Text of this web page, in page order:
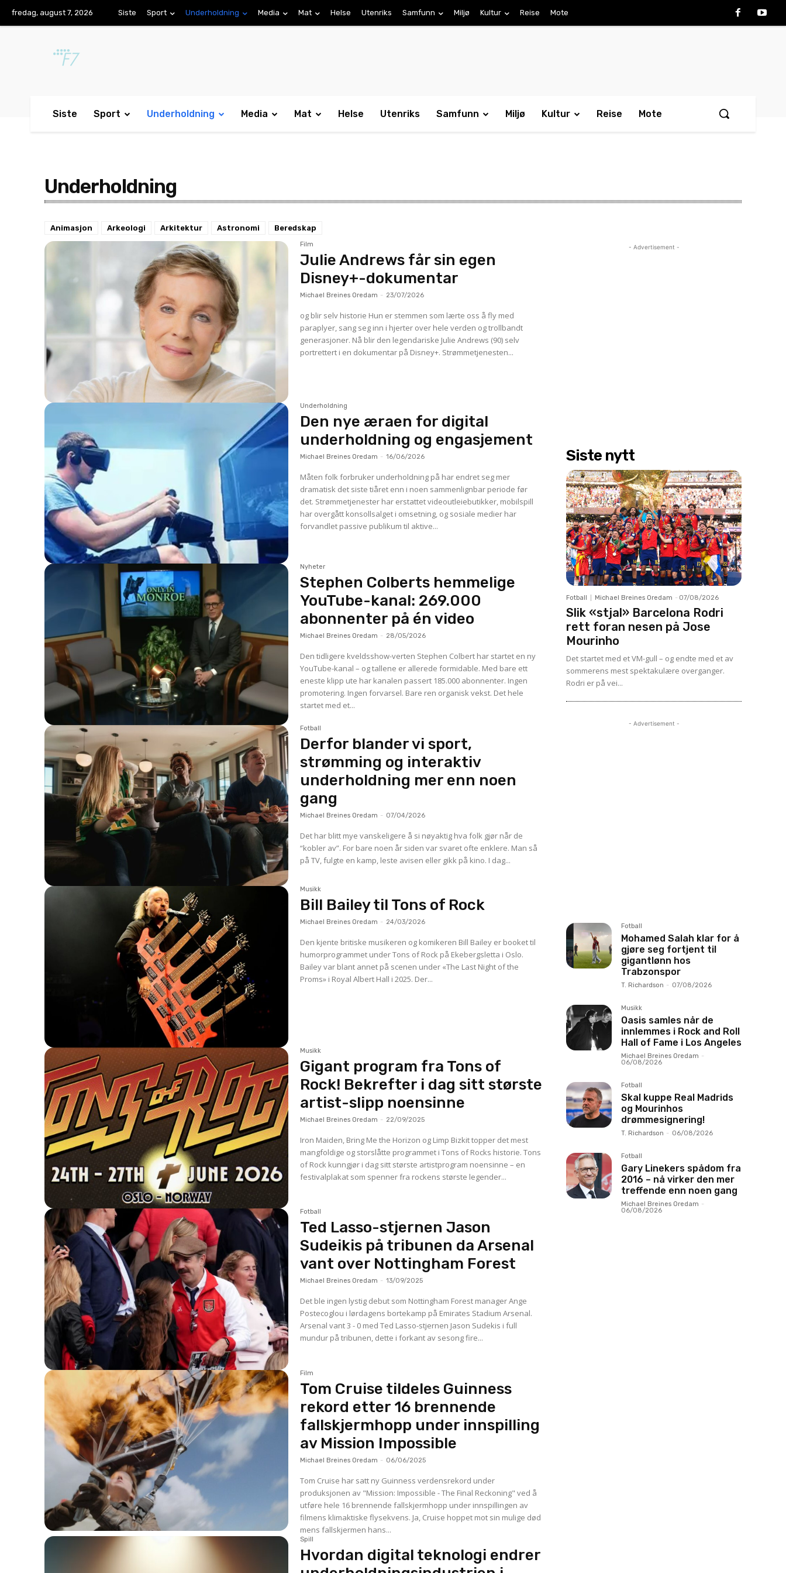
fredag, august 7, 2026 Siste Sport Underholdning Media Mat Helse Utenriks Samfunn Miljø Kultur Reise Mote
Siste Sport Underholdning Media Mat Helse Utenriks Samfunn Miljø Kultur Reise Mote
Underholdning
Animasjon Arkeologi Arkitektur Astronomi Beredskap
Film
Julie Andrews får sin egen
Disney+-dokumentar
Michael Breines Oredam - 23/07/2026
og blir selv historie Hun er stemmen som lærte oss å fly med
paraplyer, sang seg inn i hjerter over hele verden og trollbandt
generasjoner. Nå blir den legendariske Julie Andrews (90) selv
portrettert i en dokumentar på Disney+. Strømmetjenesten...
Underholdning
Den nye æraen for digital
underholdning og engasjement
Michael Breines Oredam - 16/06/2026
Måten folk forbruker underholdning på har endret seg mer
dramatisk det siste tiåret enn i noen sammenlignbar periode før
det. Strømmetjenester har erstattet videoutleiebutikker, mobilspill
har overgått konsollsalget i omsetning, og sosiale medier har
forvandlet passive publikum til aktive...
Nyheter
Stephen Colberts hemmelige
YouTube-kanal: 269.000
abonnenter på én video
Michael Breines Oredam - 28/05/2026
Den tidligere kveldsshow-verten Stephen Colbert har startet en ny
YouTube-kanal – og tallene er allerede formidable. Med bare ett
eneste klipp ute har kanalen passert 185.000 abonnenter. Ingen
promotering. Ingen forvarsel. Bare ren organisk vekst. Det hele
startet med et...
Fotball
Derfor blander vi sport,
strømming og interaktiv
underholdning mer enn noen
gang
Michael Breines Oredam - 07/04/2026
Det har blitt mye vanskeligere å si nøyaktig hva folk gjør når de
“kobler av”. For bare noen år siden var svaret ofte enklere. Man så
på TV, fulgte en kamp, leste avisen eller gikk på kino. I dag...
Musikk
Bill Bailey til Tons of Rock
Michael Breines Oredam - 24/03/2026
Den kjente britiske musikeren og komikeren Bill Bailey er booket til
humorprogrammet under Tons of Rock på Ekebergsletta i Oslo.
Bailey var blant annet på scenen under «The Last Night of the
Proms» i Royal Albert Hall i 2025. Der...
Musikk
Gigant program fra Tons of
Rock! Bekrefter i dag sitt største
artist-slipp noensinne
Michael Breines Oredam - 22/09/2025
Iron Maiden, Bring Me the Horizon og Limp Bizkit topper det mest
mangfoldige og storslåtte programmet i Tons of Rocks historie. Tons
of Rock kunngjør i dag sitt største artistprogram noensinne – en
festivalplakat som spenner fra rockens største legender...
Fotball
Ted Lasso-stjernen Jason
Sudeikis på tribunen da Arsenal
vant over Nottingham Forest
Michael Breines Oredam - 13/09/2025
Det ble ingen lystig debut som Nottingham Forest manager Ange
Postecoglou i lørdagens bortekamp på Emirates Stadium Arsenal.
Arsenal vant 3 - 0 med Ted Lasso-stjernen Jason Sudekis i full
mundur på tribunen, dette i forkant av sesong fire...
Film
Tom Cruise tildeles Guinness
rekord etter 16 brennende
fallskjermhopp under innspilling
av Mission Impossible
Michael Breines Oredam - 06/06/2025
Tom Cruise har satt ny Guinness verdensrekord under
produksjonen av "Mission: Impossible - The Final Reckoning" ved å
utføre hele 16 brennende fallskjermhopp under innspillingen av
filmens klimaktiske flysekvens. Ja, Cruise hoppet mot sin mulige død
mens fallskjermen hans...
Spill
Hvordan digital teknologi endrer
- Advertisement -
Siste nytt
Fotball Michael Breines Oredam - 07/08/2026
Slik «stjal» Barcelona Rodri
rett foran nesen på Jose
Mourinho
Det startet med et VM-gull – og endte med et av
sommerens mest spektakulære overganger.
Rodri er på vei...
- Advertisement -
Fotball
Mohamed Salah klar for å
gjøre seg fortjent til
gigantlønn hos
Trabzonspor
T. Richardson - 07/08/2026
Musikk
Oasis samles når de
innlemmes i Rock and Roll
Hall of Fame i Los Angeles
Michael Breines Oredam -
06/08/2026
Fotball
Skal kuppe Real Madrids
og Mourinhos
drømmesignering!
T. Richardson - 06/08/2026
Fotball
Gary Linekers spådom fra
2016 – nå virker den mer
treffende enn noen gang
Michael Breines Oredam -
06/08/2026